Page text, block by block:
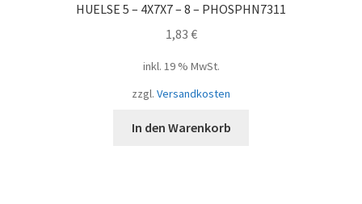
HUELSE 5 – 4X7X7 – 8 – PHOSPHN7311
1,83 €
inkl. 19 % MwSt.
zzgl. Versandkosten
In den Warenkorb